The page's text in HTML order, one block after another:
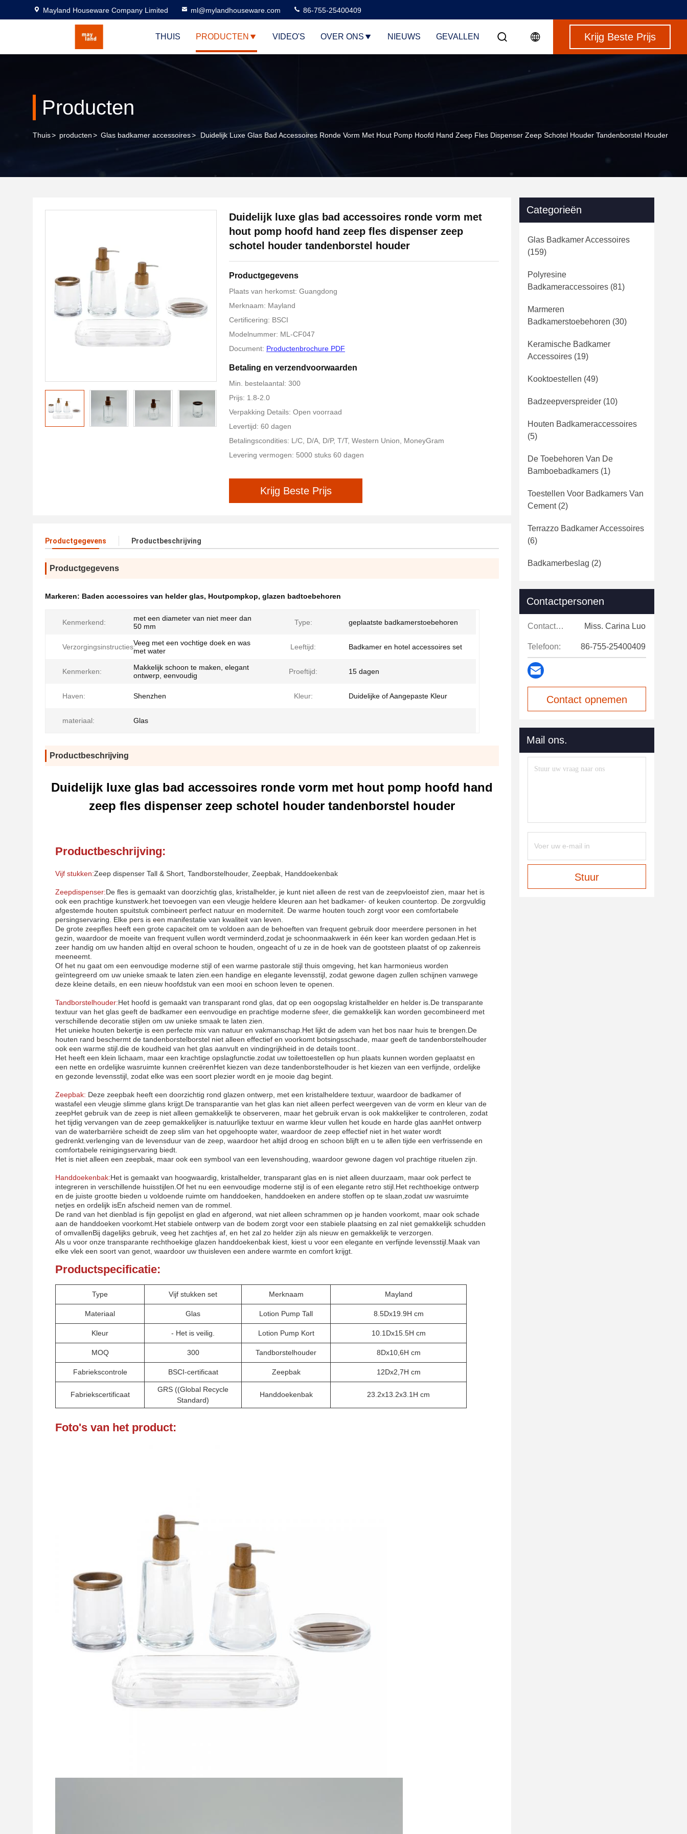
Mayland Houseware Company Limited ml@mylandhouseware.com 86-755-25400409
THUIS PRODUCTEN VIDEO'S OVER ONS NIEUWS GEVALLEN Krijg Beste Prijs
Producten
Thuis> producten> Glas badkamer accessoires> Duidelijk Luxe Glas Bad Accessoires Ronde Vorm Met Hout Pomp Hoofd Hand Zeep Fles Dispenser Zeep Schotel Houder Tandenborstel Houder
Duidelijk luxe glas bad accessoires ronde vorm met
hout pomp hoofd hand zeep fles dispenser zeep
schotel houder tandenborstel houder
Productgegevens
Plaats van herkomst: Guangdong
Merknaam: Mayland
Certificering: BSCI
Modelnummer: ML-CF047
Document: Productenbrochure PDF
Betaling en verzendvoorwaarden
Min. bestelaantal: 300
Prijs: 1.8-2.0
Verpakking Details: Open voorraad
Levertijd: 60 dagen
Betalingscondities: L/C, D/A, D/P, T/T, Western Union, MoneyGram
Levering vermogen: 5000 stuks 60 dagen
Krijg Beste Prijs
Productgegevens Productbeschrijving
Productgegevens
Markeren: Baden accessoires van helder glas, Houtpompkop, glazen badtoebehoren
Kenmerkend:
met een diameter van niet meer dan
50 mm
Type: geplaatste badkamerstoebehoren
Verzorgingsinstructies:Veeg met een vochtige doek en was
met water
Leeftijd: Badkamer en hotel accessoires set
Kenmerken:
Makkelijk schoon te maken, elegant
ontwerp, eenvoudig
Proeftijd: 15 dagen
Haven: Shenzhen Kleur: Duidelijke of Aangepaste Kleur
materiaal: Glas
Productbeschrijving
Duidelijk luxe glas bad accessoires ronde vorm met hout pomp hoofd hand
zeep fles dispenser zeep schotel houder tandenborstel houder
Productbeschrijving:
Vijf stukken:Zeep dispenser Tall & Short, Tandborstelhouder, Zeepbak, Handdoekenbak
Zeepdispenser:De fles is gemaakt van doorzichtig glas, kristalhelder, je kunt niet alleen de rest van de zeepvloeistof zien, maar het is
ook een prachtige kunstwerk.het toevoegen van een vleugje heldere kleuren aan het badkamer- of keuken countertop. De zorgvuldig
afgestemde houten spuitstuk combineert perfect natuur en moderniteit. De warme houten touch zorgt voor een comfortabele
persingservaring. Elke pers is een manifestatie van kwaliteit van leven.
De grote zeepfles heeft een grote capaciteit om te voldoen aan de behoeften van frequent gebruik door meerdere personen in het
gezin, waardoor de moeite van frequent vullen wordt verminderd,zodat je schoonmaakwerk in één keer kan worden gedaan.Het is
zeer handig om uw handen altijd en overal schoon te houden, ongeacht of u ze in de hoek van de gootsteen plaatst of op zakenreis
meeneemt.
Of het nu gaat om een eenvoudige moderne stijl of een warme pastorale stijl thuis omgeving, het kan harmonieus worden
geïntegreerd om uw unieke smaak te laten zien.een handige en elegante levensstijl, zodat gewone dagen zullen schijnen vanwege
deze kleine details, en een nieuw hoofdstuk van een mooi en schoon leven te openen.
Tandborstelhouder:Het hoofd is gemaakt van transparant rond glas, dat op een oogopslag kristalhelder en helder is.De transparante
textuur van het glas geeft de badkamer een eenvoudige en prachtige moderne sfeer, die gemakkelijk kan worden gecombineerd met
verschillende decoratie stijlen om uw unieke smaak te laten zien.
Het unieke houten bekertje is een perfecte mix van natuur en vakmanschap.Het lijkt de adem van het bos naar huis te brengen.De
houten rand beschermt de tandenborstelborstel niet alleen effectief en voorkomt botsingsschade, maar geeft de tandenborstelhouder
ook een warme stijl.die de koudheid van het glas aanvult en vindingrijkheid in de details toont..
Het heeft een klein lichaam, maar een krachtige opslagfunctie.zodat uw toilettoestellen op hun plaats kunnen worden geplaatst en
een nette en ordelijke wasruimte kunnen creërenHet kiezen van deze tandenborstelhouder is het kiezen van een verfijnde, ordelijke
en gezonde levensstijl, zodat elke was een soort plezier wordt en je mooie dag begint.
Zeepbak: Deze zeepbak heeft een doorzichtig rond glazen ontwerp, met een kristalheldere textuur, waardoor de badkamer of
wastafel een vleugje slimme glans krijgt.De transparantie van het glas kan niet alleen perfect weergeven van de vorm en kleur van de
zeepHet gebruik van de zeep is niet alleen gemakkelijk te observeren, maar het gebruik ervan is ook makkelijker te controleren, zodat
het tijdig vervangen van de zeep gemakkelijker is.natuurlijke textuur en warme kleur vullen het koude en harde glas aanHet ontwerp
van de waterbarrière scheidt de zeep slim van het opgehoopte water, waardoor de zeep effectief niet in het water wordt
gedrenkt.verlenging van de levensduur van de zeep, waardoor het altijd droog en schoon blijft en u te allen tijde een verfrissende en
comfortabele reinigingservaring biedt.
Het is niet alleen een zeepbak, maar ook een symbool van een levenshouding, waardoor gewone dagen vol prachtige rituelen zijn.
Handdoekenbak:Het is gemaakt van hoogwaardig, kristalhelder, transparant glas en is niet alleen duurzaam, maar ook perfect te
integreren in verschillende huisstijlen.Of het nu een eenvoudige moderne stijl is of een elegante retro stijl.Het rechthoekige ontwerp
en de juiste grootte bieden u voldoende ruimte om handdoeken, handdoeken en andere stoffen op te slaan,zodat uw wasruimte
netjes en ordelijk isEn afscheid nemen van de rommel.
De rand van het dienblad is fijn gepolijst en glad en afgerond, wat niet alleen schrammen op je handen voorkomt, maar ook schade
aan de handdoeken voorkomt.Het stabiele ontwerp van de bodem zorgt voor een stabiele plaatsing en zal niet gemakkelijk schudden
of omvallenBij dagelijks gebruik, veeg het zachtjes af, en het zal zo helder zijn als nieuw en gemakkelijk te verzorgen.
Als u voor onze transparante rechthoekige glazen handdoekenbak kiest, kiest u voor een elegante en verfijnde levensstijl.Maak van
elke vlek een soort van genot, waardoor uw thuisleven een andere warmte en comfort krijgt.
Productspecificatie:
Type Vijf stukken set Merknaam Mayland
Materiaal Glas Lotion Pump Tall 8.5Dx19.9H cm
Kleur - Het is veilig. Lotion Pump Kort 10.1Dx15.5H cm
MOQ 300 Tandborstelhouder 8Dx10,6H cm
Fabriekscontrole BSCI-certificaat Zeepbak 12Dx2,7H cm
Fabriekscertificaat
GRS ((Global Recycle
Standard)
Handdoekenbak 23.2x13.2x3.1H cm
Foto's van het product:
Categorieën
Glas Badkamer Accessoires
(159)
Polyresine
Badkameraccessoires (81)
Marmeren
Badkamerstoebehoren (30)
Keramische Badkamer
Accessoires (19)
Kooktoestellen (49)
Badzeepverspreider (10)
Houten Badkameraccessoires
(5)
De Toebehoren Van De
Bamboebadkamers (1)
Toestellen Voor Badkamers Van
Cement(2)
Terrazzo Badkamer Accessoires
(6)
Badkamerbeslag (2)
Contactpersonen
Contactpersonen: Miss. Carina Luo
Telefoon: 86-755-25400409
Contact opnemen
Mail ons.
Stuur